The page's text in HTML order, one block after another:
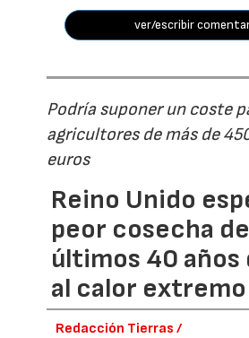
ver/escribir
Podría suponer un coste
agricultores de más de
euros
Reino Unido
peor cosecha
últimos 40 años
al calor extremo
Redacción Tierras /